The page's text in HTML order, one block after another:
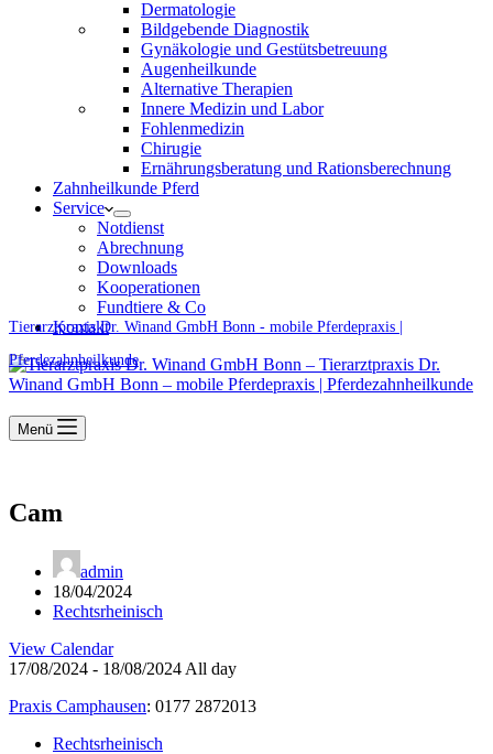
Dermatologie
Bildgebende Diagnostik
Gynäkologie und Gestütsbetreuung
Augenheilkunde
Alternative Therapien
Innere Medizin und Labor
Fohlenmedizin
Chirugie
Ernährungsberatung und Rationsberechnung
Zahnheilkunde Pferd
Service
Notdienst
Abrechnung
Downloads
Kooperationen
Fundtiere & Co
Kontakt
Tierarztpraxis Dr. Winand GmbH Bonn - mobile Pferdepraxis |
Pferdezahnheilkunde
Menü
Cam
admin
18/04/2024
Rechtsrheinisch
View Calendar
17/08/2024 - 18/08/2024 All day
Praxis Camphausen: 0177 2872013
Rechtsrheinisch